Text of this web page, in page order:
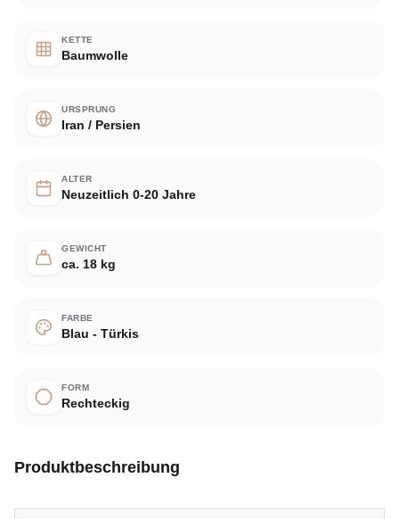
KETTE
Baumwolle
URSPRUNG
Iran / Persien
ALTER
Neuzeitlich 0-20 Jahre
GEWICHT
ca. 18 kg
FARBE
Blau - Türkis
FORM
Rechteckig
Produktbeschreibung